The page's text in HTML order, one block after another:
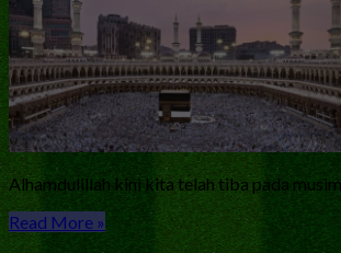
Alhamdulillah kini kita telah tiba pada
Read More »